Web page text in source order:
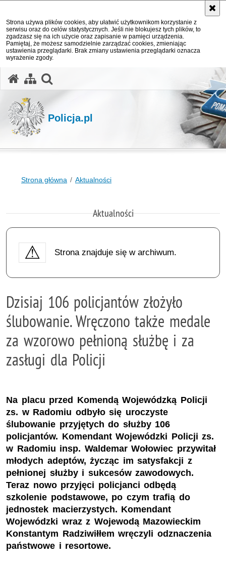
Strona używa plików cookies, aby ułatwić użytkownikom korzystanie z
serwisu oraz do celów statystycznych. Jeśli nie blokujesz tych plików, to
zgadzasz się na ich użycie oraz zapisanie w pamięci urządzenia.
Pamiętaj, że możesz samodzielnie zarządzać cookies, zmieniając
ustawienia przeglądarki. Brak zmiany ustawienia przeglądarki oznacza
wyrażenie zgody.
Policja.pl
Strona główna Aktualności
Aktualności
Strona znajduje się w archiwum.
Dzisiaj 106 policjantów złożyło
ślubowanie. Wręczono także medale
za wzorowo pełnioną służbę i za
zasługi dla Policji
Na placu przed Komendą Wojewódzką Policji
zs. w Radomiu odbyło się uroczyste
ślubowanie przyjętych do służby 106
policjantów. Komendant Wojewódzki Policji zs.
w Radomiu insp. Waldemar Wołowiec przywitał
młodych adeptów, życząc im satysfakcji z
pełnionej służby i sukcesów zawodowych.
Teraz nowo przyjęci policjanci odbędą
szkolenie podstawowe, po czym trafią do
jednostek macierzystych. Komendant
Wojewódzki wraz z Wojewodą Mazowieckim
Konstantym Radziwiłłem wręczyli odznaczenia
państwowe i resortowe.